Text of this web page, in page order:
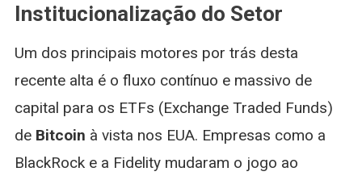
Institucionalização do Setor
Um dos principais motores por trás desta
recente alta é o fluxo contínuo e massivo de
capital para os ETFs (Exchange Traded Funds)
de Bitcoin à vista nos EUA. Empresas como a
BlackRock e a Fidelity mudaram o jogo ao